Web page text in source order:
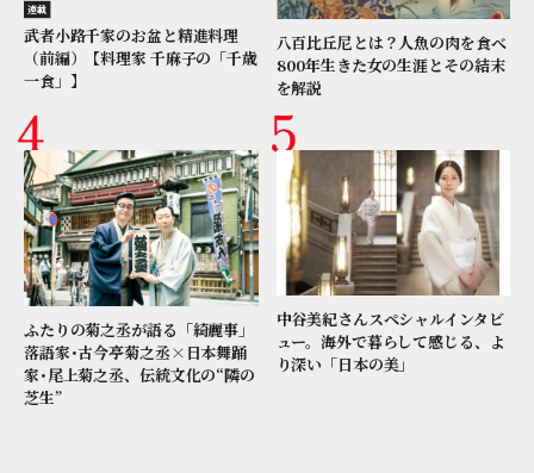
連載
武者小路千家のお盆と精進料理
（前編）【料理家 千麻子の「千歳
一食」】
八百比丘尼とは？人魚の肉を食べ
800年生きた女の生涯とその結末
を解説
ふたりの菊之丞が語る「綺麗事」
落語家･古今亭菊之丞×日本舞踊
家･尾上菊之丞、伝統文化の“隣の
芝生”
中谷美紀さんスペシャルインタビ
ュー。海外で暮らして感じる、よ
り深い「日本の美」